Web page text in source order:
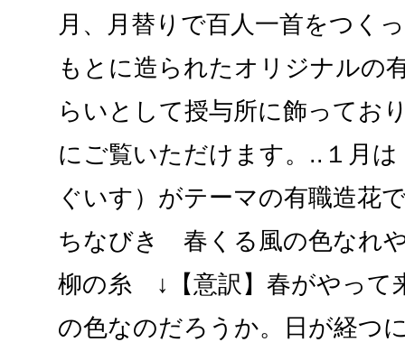
月、月替りで百人一首をつく
もとに造られたオリジナルの
らいとして授与所に飾ってお
にご覧いただけます。..１月
ぐいす）がテーマの有職造花
ちなびき 春くる風の色なれ
柳の糸 ↓【意訳】春がやって
の色なのだろうか。日が経つ